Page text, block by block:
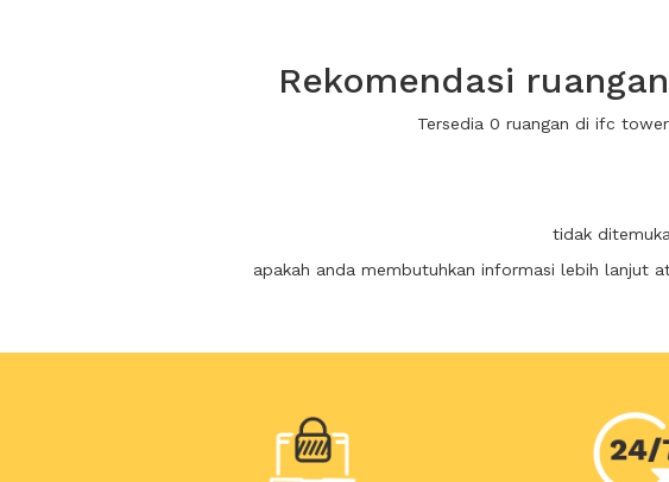
Rekomendasi
Tersedia 0 ruangan di ifc
tidak
apakah anda membutuhkan informasi lebih lanjut